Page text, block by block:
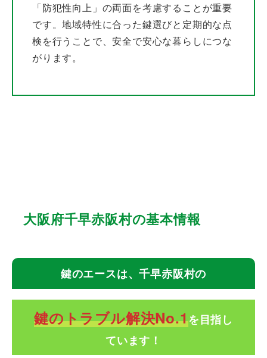
「防犯性向上」の両面を考慮することが重要
です。地域特性に合った鍵選びと定期的な点
検を行うことで、安全で安心な暮らしにつな
がります。
大阪府千早赤阪村の基本情報
鍵のエースは、千早赤阪村の
鍵のトラブル解決No.1を目指し
ています！